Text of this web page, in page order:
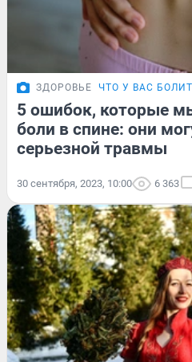
ЗДОРОВЬЕ ЧТО У ВАС
5 ошибок, которые
боли в спине: они
серьезной травмы
30 сентября, 2023, 10:00 6 363